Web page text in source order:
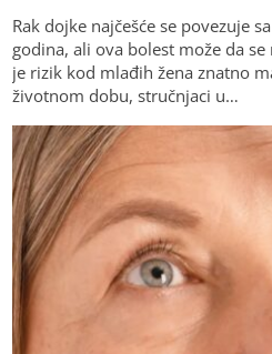
Rak dojke najčešće se povezuje
godina, ali ova bolest može da
je rizik kod mlađih žena znatno
životnom dobu, stručnjaci u…